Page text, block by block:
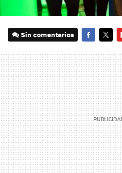
Sin comentarios